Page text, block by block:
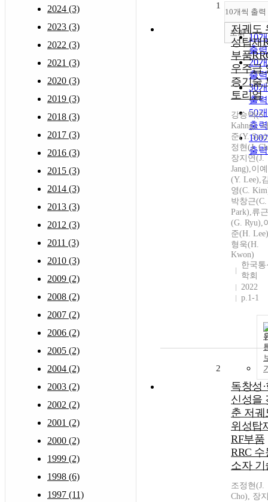
2024 (3)
2023 (3)
2022 (3)
2021 (3)
2020 (3)
2019 (3)
2018 (3)
2017 (3)
2016 (3)
2015 (3)
2014 (3)
2013 (3)
2012 (3)
2011 (3)
2010 (3)
2009 (2)
2008 (2)
2007 (2)
2006 (2)
2005 (2)
2004 (2)
2003 (2)
2002 (2)
2001 (2)
2000 (2)
1999 (2)
1998 (6)
1997 (11)
10개씩 출력
10
출력
20
출력
30
출력
50
출력
100
출력
조회
1
저궤도
성탑재
부품
우주급
증기술
토리얼
강승택(S.
Kahng),
준(Y.
정현(J.
장지연(J.
Jang),이
(Y. Lee),
영(C.
박창근(C.
Park),류
(G. Ryu),
준(H.
형욱(H.
Kwon)
한국통
학회
2022
p.1-1
2
독창성
신성을
춘 저궤
위성탑
RF부품
RRC 수
소자 기
조정현(J.
Cho), 장